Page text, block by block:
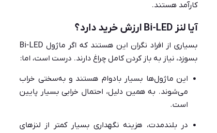
کارآمد هستند.
آیا لنز Bi-LED ارزش خرید دارد؟
بسیاری از افراد نگران این هستند که اگر ماژول Bi-LED
بسوزد، نیاز به باز کردن کامل چراغ دارند. درست است، اما:
این ماژول‌ها بسیار بادوام هستند و به‌سختی خراب
می‌شوند. به همین دلیل، احتمال خرابی بسیار پایین
است.
در بلندمدت، هزینه نگهداری بسیار کمتر از لنزهای